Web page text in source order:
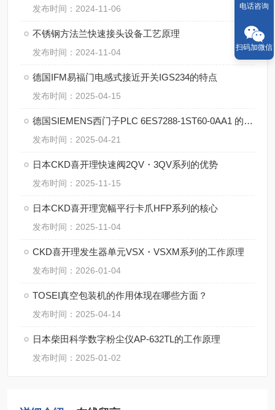
发布时间：2024-11-06
不锈钢方法兰快速接头设备工艺原理
发布时间：2024-11-04
德国IFM易福门电感式接近开关IGS234的特点
发布时间：2025-04-15
德国SIEMENS西门子PLC 6ES7288-1ST60-0AA1 的特点
发布时间：2025-04-21
日本CKD喜开理快速阀2QV・3QV系列的优势
发布时间：2025-11-15
日本CKD喜开理宽幅平行卡爪HFP系列的核心
发布时间：2025-11-04
CKD喜开理发生器单元VSX・VSXM系列的工作原理
发布时间：2026-01-04
TOSEI真空包装机的作用体现在哪些方面？
发布时间：2025-04-14
日本柴田科学数字粉尘仪AP-632TL的工作原理
发布时间：2025-01-02
电话咨询
扫码加微信